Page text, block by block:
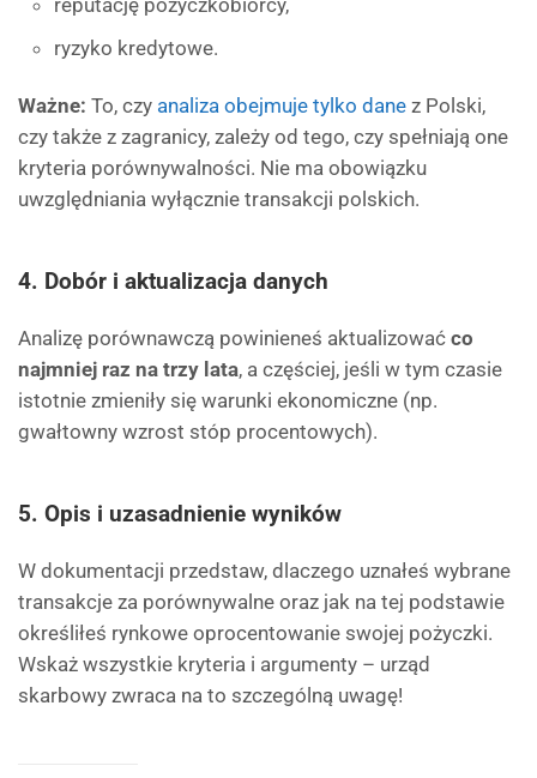
reputację pożyczkobiorcy,
ryzyko kredytowe.
Ważne: To, czy analiza obejmuje tylko dane z Polski,
czy także z zagranicy, zależy od tego, czy spełniają one
kryteria porównywalności. Nie ma obowiązku
uwzględniania wyłącznie transakcji polskich.
4. Dobór i aktualizacja danych
Analizę porównawczą powinieneś aktualizować co
najmniej raz na trzy lata, a częściej, jeśli w tym czasie
istotnie zmieniły się warunki ekonomiczne (np.
gwałtowny wzrost stóp procentowych).
5. Opis i uzasadnienie wyników
W dokumentacji przedstaw, dlaczego uznałeś wybrane
transakcje za porównywalne oraz jak na tej podstawie
określiłeś rynkowe oprocentowanie swojej pożyczki.
Wskaż wszystkie kryteria i argumenty – urząd
skarbowy zwraca na to szczególną uwagę!